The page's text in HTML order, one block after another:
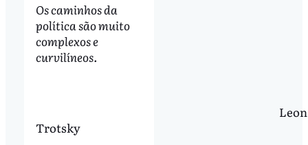
Os caminhos da
política são muito
complexos e
curvilíneos.
Leon
Trotsky